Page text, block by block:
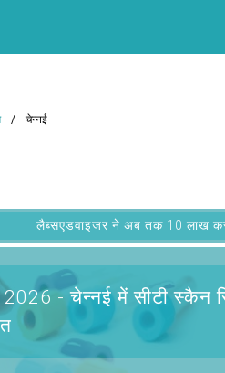
चेन्नई
लैब्सएडवाइजर ने अब तक 10 लाख
2026 -चेन्नई में सीटी स्कैन